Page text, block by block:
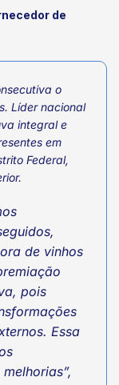
de
o
Líder nacional
integral e
em
Federal,
de vinhos
pois
Essa